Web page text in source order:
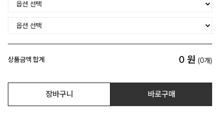
상품금액 합계 0 원 (0개)
장바구니 바로구매